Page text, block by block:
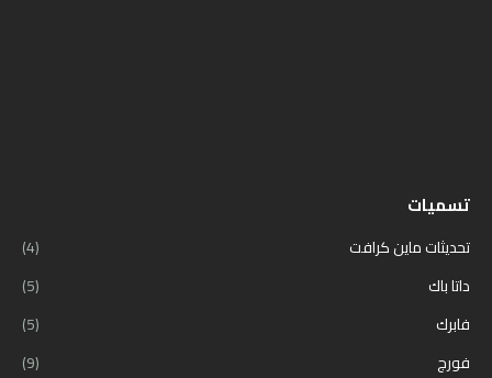
تسميات
تحديثات ماين كرافت
(4)
داتا باك
(5)
فابرك
(5)
فورج
(9)